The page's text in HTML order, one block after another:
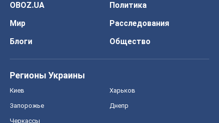
OBOZ.UA
Политика
Мир
Расследования
Блоги
Общество
Регионы Украины
Киев Харьков
Запорожье Днепр
Черкассы